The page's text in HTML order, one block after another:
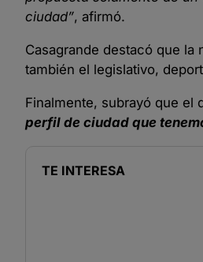
ciudad”, afirmó.
Casagrande destacó que la
también el legislativo,
Finalmente, subrayó que el
perfil de ciudad que
TE INTERESA